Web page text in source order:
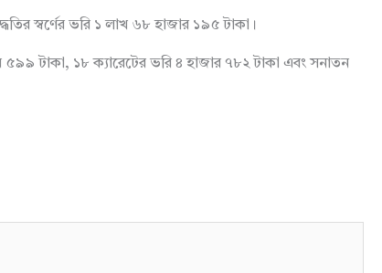
স্বর্ণের ভরি ১ লাখ ৬৮ হাজার ১৯৫ টাকা।
টাকা, ১৮ ক্যারেটের ভরি ৪ হাজার ৭৮২ টাকা এবং সনাতন